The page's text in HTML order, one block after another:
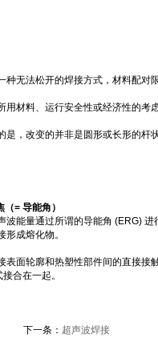
无法松开的焊接方式，材料配对
材料、运行安全性或经济性的考
，改变的并非是圆形或长形的杆
（= 导能角）
能量通过所谓的导能角 (ERG)
成熔化物。
面轮廓和热塑性部件间的直接接
合在一起。
下一条： 超声波焊接